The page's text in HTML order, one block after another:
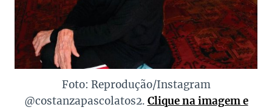
Foto: Reprodução/Instagram
@costanzapascolatos2. Clique na imagem e